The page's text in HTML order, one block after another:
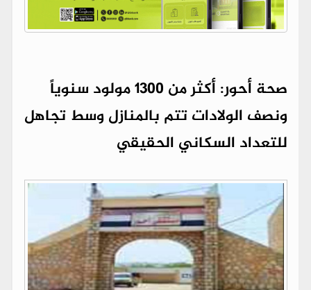
صحة أحور: أكثر من 1300 مولود سنوياً
ونصف الولادات تتم بالمنازل وسط تجاهل
للتعداد السكاني الحقيقي